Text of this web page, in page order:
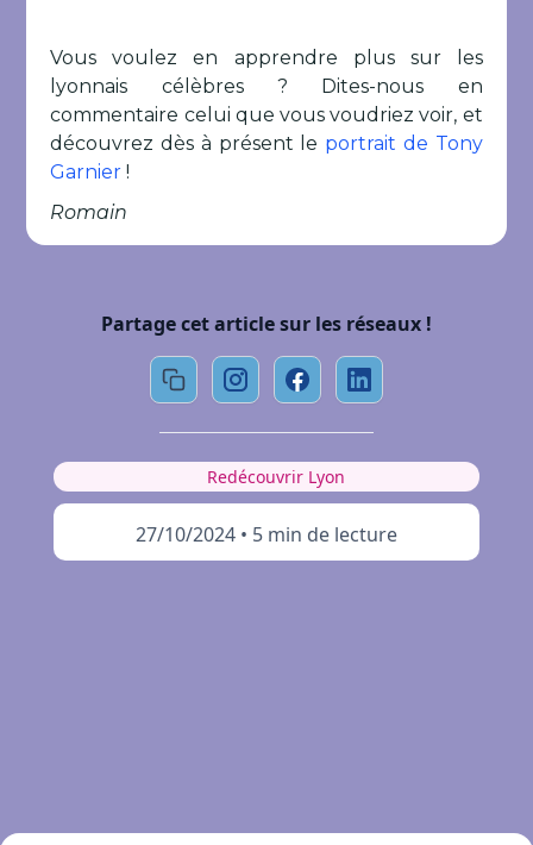
Vous voulez en apprendre plus sur les
lyonnais célèbres ? Dites-nous en
commentaire celui que vous voudriez voir, et
découvrez dès à présent le portrait de Tony
Garnier !
Romain
Partage cet article sur les réseaux !
Redécouvrir Lyon
27/10/2024 • 5 min de lecture